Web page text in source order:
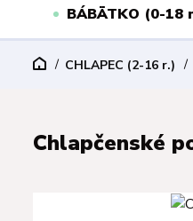
BÁBÄTKO (0-18
CHLAPEC (2-16 r.)
Chlapčenské